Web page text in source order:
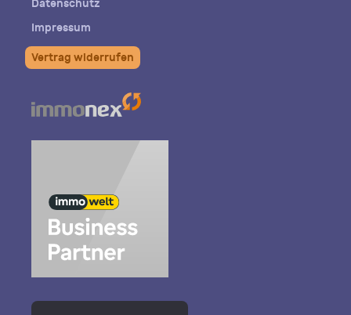
Datenschutz
Impressum
Vertrag widerrufen